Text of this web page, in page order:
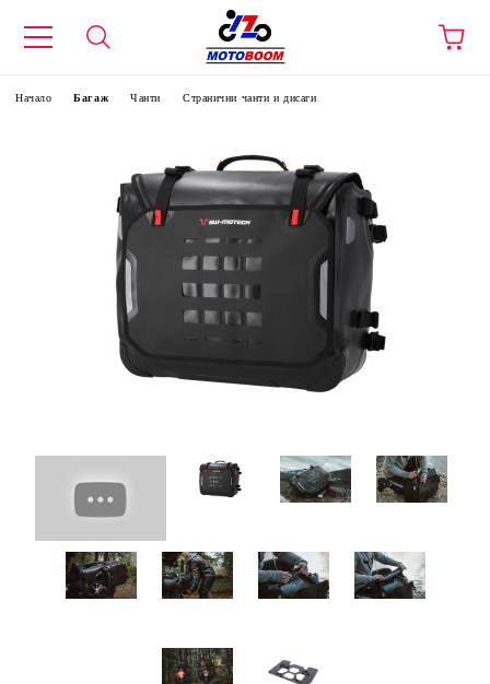
Начало Багаж Чанти Странични чанти и дисаги